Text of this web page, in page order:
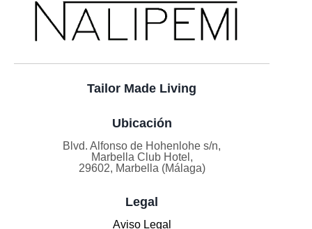
Tailor Made Living
Ubicación
Blvd. Alfonso de Hohenlohe s/n,
Marbella Club Hotel,
29602, Marbella (Málaga)
Legal
Aviso Legal